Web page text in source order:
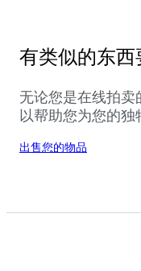
有类似的东西
无论您是在线拍
以帮助您为您的独
出售您的物品